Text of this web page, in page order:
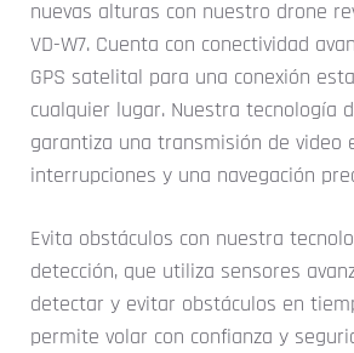
nuevas alturas con nuestro drone
VD-W7. Cuenta con conectividad
GPS satelital para una conexión
cualquier lugar. Nuestra tecnología
garantiza una transmisión de video
interrupciones y una navegación
Evita obstáculos con nuestra
detección, que utiliza sensores
detectar y evitar obstáculos en
permite volar con confianza y